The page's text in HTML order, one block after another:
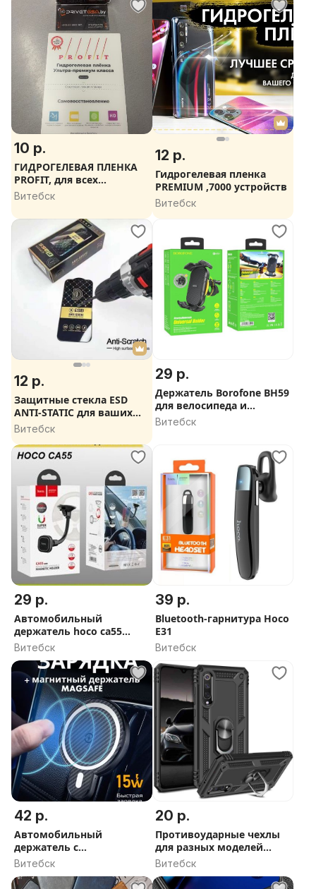
10 р.
ГИДРОГЕЛЕВАЯ ПЛЕНКА
PROFIT, для всех
смартфонов
Витебск
12 р.
Гидрогелевая пленка
PREMIUM ,7000 устройств
Витебск
12 р.
Защитные стекла ESD
ANTI-STATIC для ваших
смартфонов
Витебск
29 р.
Держатель Borofone BH59
для велосипеда и
мотоцикла
Витебск
29 р.
Автомобильный
держатель hoco ca55
магнитный черный
Витебск
39 р.
Bluetooth-гарнитура Hoco
E31
Витебск
42 р.
Автомобильный
держатель с
беспроводной зарядкой
Витебск
20 р.
Противоударные чехлы
для разных моделей
телефонов
Витебск